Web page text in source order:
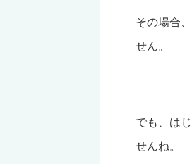
その場合
せん。
でも、は
せんね。